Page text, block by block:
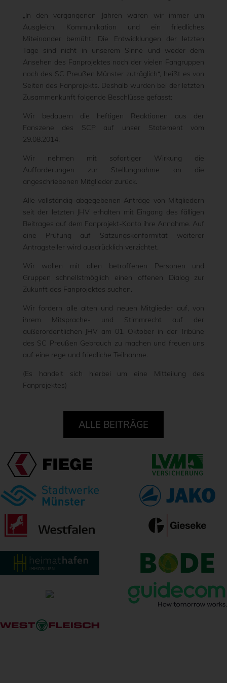
„In den vergangenen Jahren waren wir immer um
Ausgleich, Kommunikation und ein friedliches
Miteinander bemüht. Die Entwicklungen der letzten
Tage sind nicht in unserem Sinne und weder dem
Ansehen des Fanprojektes noch der vielen Fangruppen
noch des SC Preußen Münster zuträglich“, heißt es von
Seiten des Fanprojekts. Deshalb wurden bei der letzten
Zusammenkunft folgende Beschlüsse gefasst:
Wir bedauern die heftigen Reaktionen aus der
Fanszene des SCP auf unser Statement vom
29.08.2014.
Wir nehmen mit sofortiger Wirkung die
Aufforderungen zur Stellungnahme an die
angeschriebenen Mitglieder zurück.
Alle vollständig abgegebenen Anträge von Mitgliedern
seit der letzten JHV erhalten mit Eingang des fälligen
Beitrages auf dem Fanprojekt-Konto ihre Annahme. Auf
eine Prüfung auf Satzungskonformität weiterer
Antragsteller wird ausdrücklich verzichtet.
Wir wollen mit allen betroffenen Personen und
Gruppen schnellstmöglich einen offenen Dialog zur
Zukunft des Fanprojektes suchen.
Wir fordern alle alten und neuen Mitglieder auf, von
ihrem Mitsprache- und Stimmrecht auf der
außerordentlichen JHV am 01. Oktober in der Tribüne
des SC Preußen Gebrauch zu machen und freuen uns
auf eine rege und friedliche Teilnahme.
(Es handelt sich hierbei um eine Mitteilung des
Fanprojektes)
ALLE BEITRÄGE